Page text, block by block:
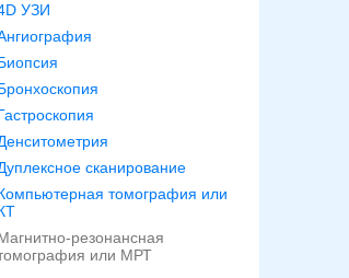
УЗИ
сканирование
томография или
резонансная
или МРТ